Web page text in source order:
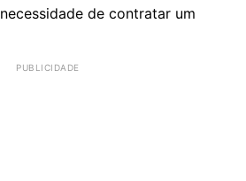
de contratar um